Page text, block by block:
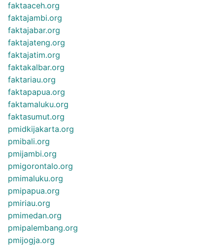
faktaaceh.org
faktajambi.org
faktajabar.org
faktajateng.org
faktajatim.org
faktakalbar.org
faktariau.org
faktapapua.org
faktamaluku.org
faktasumut.org
pmidkijakarta.org
pmibali.org
pmijambi.org
pmigorontalo.org
pmimaluku.org
pmipapua.org
pmiriau.org
pmimedan.org
pmipalembang.org
pmijogja.org